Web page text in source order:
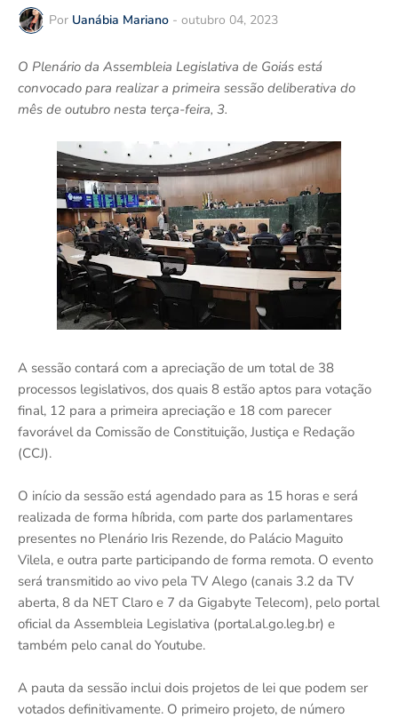
Por Uanábia Mariano - outubro 04, 2023
O Plenário da Assembleia Legislativa de Goiás está
convocado para realizar a primeira sessão deliberativa do
mês de outubro nesta terça-feira, 3.
A sessão contará com a apreciação de um total de 38
processos legislativos, dos quais 8 estão aptos para votação
final, 12 para a primeira apreciação e 18 com parecer
favorável da Comissão de Constituição, Justiça e Redação
(CCJ).
O início da sessão está agendado para as 15 horas e será
realizada de forma híbrida, com parte dos parlamentares
presentes no Plenário Iris Rezende, do Palácio Maguito
Vilela, e outra parte participando de forma remota. O evento
será transmitido ao vivo pela TV Alego (canais 3.2 da TV
aberta, 8 da NET Claro e 7 da Gigabyte Telecom), pelo portal
oficial da Assembleia Legislativa (portal.al.go.leg.br) e
também pelo canal do Youtube.
A pauta da sessão inclui dois projetos de lei que podem ser
votados definitivamente. O primeiro projeto, de número